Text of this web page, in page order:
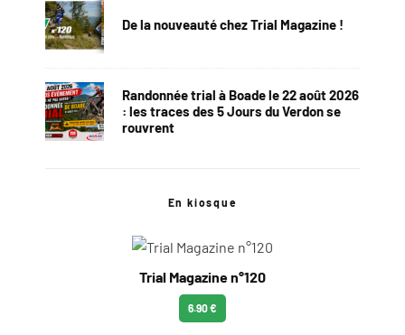
De la nouveauté chez Trial Magazine !
Randonnée trial à Boade le 22 août 2026
: les traces des 5 Jours du Verdon se
rouvrent
En kiosque
Trial Magazine n°120
6.90 €